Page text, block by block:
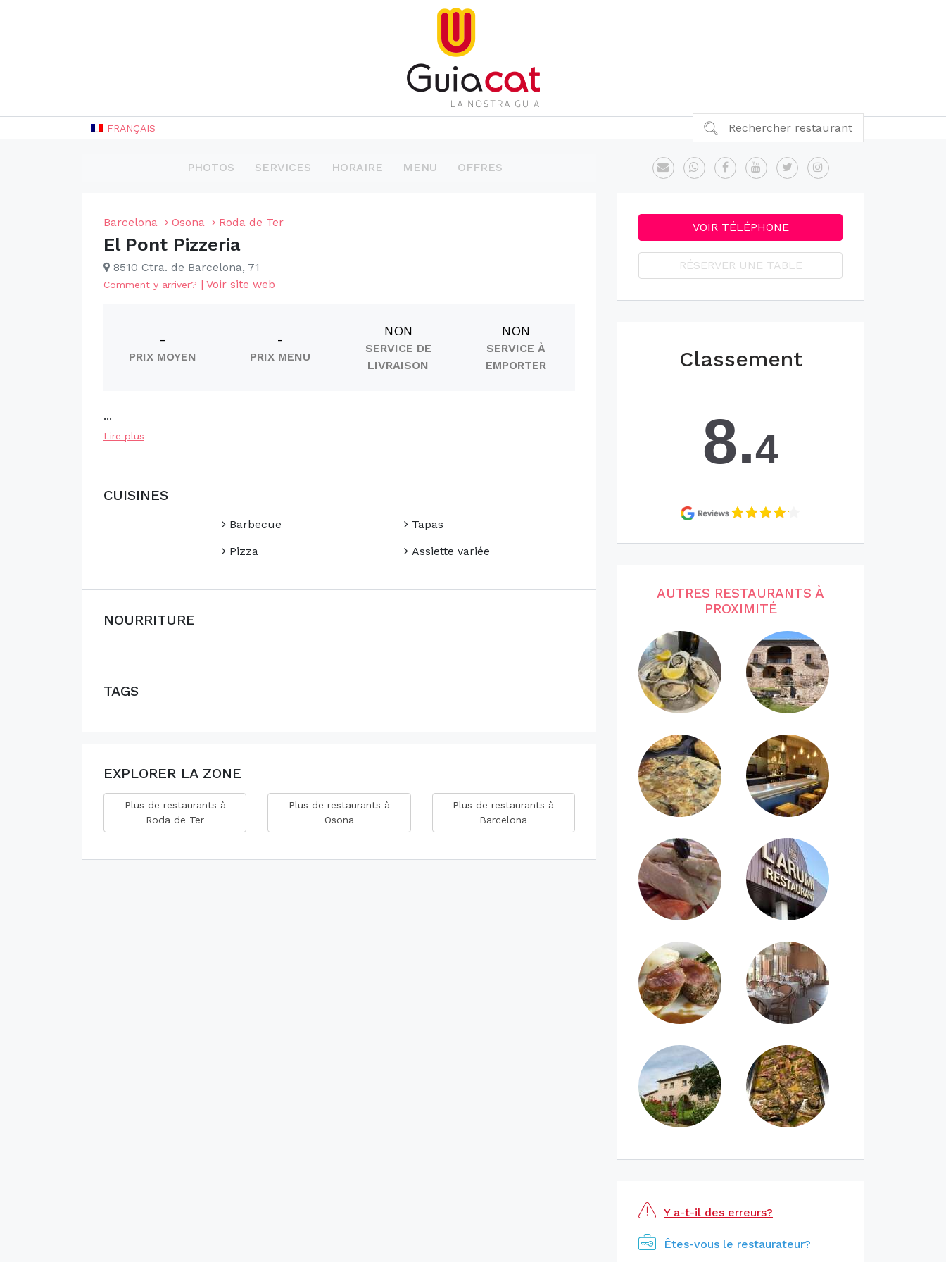
FRANÇAIS Rechercher restaurant
PHOTOS SERVICES HORAIRE MENU OFFRES
Barcelona Osona Roda de Ter
El Pont Pizzeria
8510 Ctra. de Barcelona, 71
Comment y arriver? | Voir site web
-
PRIX MOYEN
-
PRIX MENU
NON
SERVICE DE
LIVRAISON
NON
SERVICE À
EMPORTER
...
Lire plus
CUISINES
Barbecue
Pizza
Tapas
Assiette variée
NOURRITURE
TAGS
EXPLORER LA ZONE
Plus de restaurants à
Roda de Ter
Plus de restaurants à
Osona
Plus de restaurants à
Barcelona
VOIR TÉLÉPHONE
RÉSERVER UNE TABLE
Classement
8.4
AUTRES RESTAURANTS À
PROXIMITÉ
Y a-t-il des erreurs?
Êtes-vous le restaurateur?